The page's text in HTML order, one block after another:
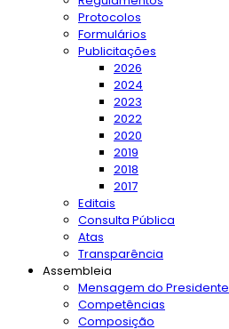
Protocolos
Formulários
Publicitações
2026
2024
2023
2022
2020
2019
2018
2017
Editais
Consulta Pública
Atas
Transparência
Assembleia
Mensagem do Presidente
Competências
Composição